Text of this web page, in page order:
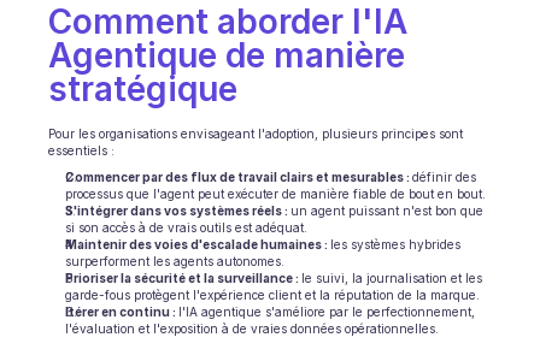
Comment aborder l'IA
Agentique de manière
stratégique
Pour les organisations envisageant l'adoption, plusieurs principes sont
essentiels :
Commencer par des flux de travail clairs et mesurables : définir des
processus que l'agent peut exécuter de manière fiable de bout en bout.
S'intégrer dans vos systèmes réels : un agent puissant n'est bon que
si son accès à de vrais outils est adéquat.
Maintenir des voies d'escalade humaines : les systèmes hybrides
surperforment les agents autonomes.
Prioriser la sécurité et la surveillance : le suivi, la journalisation et les
garde-fous protègent l'expérience client et la réputation de la marque.
Itérer en continu : l'IA agentique s'améliore par le perfectionnement,
l'évaluation et l'exposition à de vraies données opérationnelles.